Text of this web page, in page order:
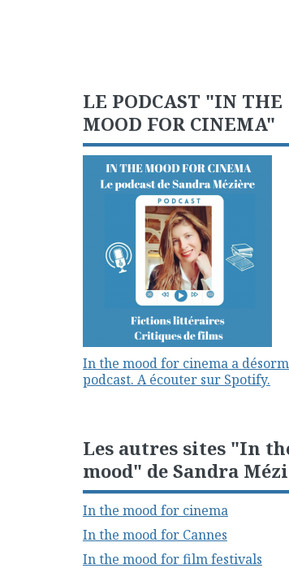
LE PODCAST "IN THE
MOOD FOR CINEMA"
In the mood for cinema a
podcast. A écouter sur Spotify.
Les autres sites "In
mood" de Sandra
In the mood for cinema
In the mood for Cannes
In the mood for film festivals